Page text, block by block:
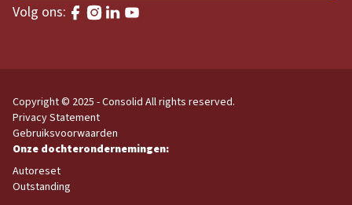
Volg ons:
Copyright © 2025 - Consolid All rights reserved.
Privacy Statement
Gebruiksvoorwaarden
Autoreset
Outstanding